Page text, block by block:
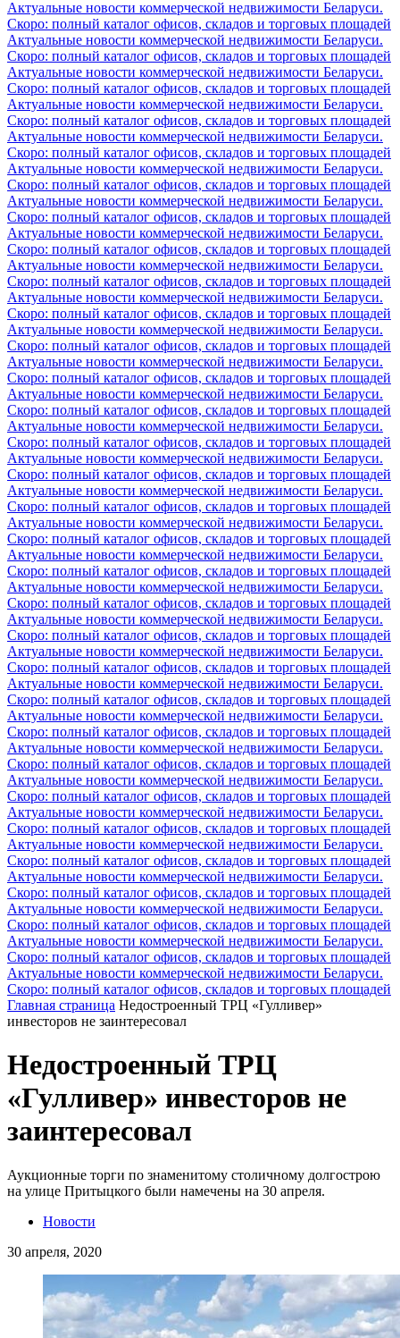
Актуальные новости коммерческой недвижимости Беларуси.
Скоро: полный каталог офисов, складов и торговых площадей
Актуальные новости коммерческой недвижимости Беларуси.
Скоро: полный каталог офисов, складов и торговых площадей
Актуальные новости коммерческой недвижимости Беларуси.
Скоро: полный каталог офисов, складов и торговых площадей
Актуальные новости коммерческой недвижимости Беларуси.
Скоро: полный каталог офисов, складов и торговых площадей
Актуальные новости коммерческой недвижимости Беларуси.
Скоро: полный каталог офисов, складов и торговых площадей
Актуальные новости коммерческой недвижимости Беларуси.
Скоро: полный каталог офисов, складов и торговых площадей
Актуальные новости коммерческой недвижимости Беларуси.
Скоро: полный каталог офисов, складов и торговых площадей
Актуальные новости коммерческой недвижимости Беларуси.
Скоро: полный каталог офисов, складов и торговых площадей
Актуальные новости коммерческой недвижимости Беларуси.
Скоро: полный каталог офисов, складов и торговых площадей
Актуальные новости коммерческой недвижимости Беларуси.
Скоро: полный каталог офисов, складов и торговых площадей
Актуальные новости коммерческой недвижимости Беларуси.
Скоро: полный каталог офисов, складов и торговых площадей
Актуальные новости коммерческой недвижимости Беларуси.
Скоро: полный каталог офисов, складов и торговых площадей
Актуальные новости коммерческой недвижимости Беларуси.
Скоро: полный каталог офисов, складов и торговых площадей
Актуальные новости коммерческой недвижимости Беларуси.
Скоро: полный каталог офисов, складов и торговых площадей
Актуальные новости коммерческой недвижимости Беларуси.
Скоро: полный каталог офисов, складов и торговых площадей
Актуальные новости коммерческой недвижимости Беларуси.
Скоро: полный каталог офисов, складов и торговых площадей
Актуальные новости коммерческой недвижимости Беларуси.
Скоро: полный каталог офисов, складов и торговых площадей
Актуальные новости коммерческой недвижимости Беларуси.
Скоро: полный каталог офисов, складов и торговых площадей
Актуальные новости коммерческой недвижимости Беларуси.
Скоро: полный каталог офисов, складов и торговых площадей
Актуальные новости коммерческой недвижимости Беларуси.
Скоро: полный каталог офисов, складов и торговых площадей
Актуальные новости коммерческой недвижимости Беларуси.
Скоро: полный каталог офисов, складов и торговых площадей
Актуальные новости коммерческой недвижимости Беларуси.
Скоро: полный каталог офисов, складов и торговых площадей
Актуальные новости коммерческой недвижимости Беларуси.
Скоро: полный каталог офисов, складов и торговых площадей
Актуальные новости коммерческой недвижимости Беларуси.
Скоро: полный каталог офисов, складов и торговых площадей
Актуальные новости коммерческой недвижимости Беларуси.
Скоро: полный каталог офисов, складов и торговых площадей
Актуальные новости коммерческой недвижимости Беларуси.
Скоро: полный каталог офисов, складов и торговых площадей
Актуальные новости коммерческой недвижимости Беларуси.
Скоро: полный каталог офисов, складов и торговых площадей
Актуальные новости коммерческой недвижимости Беларуси.
Скоро: полный каталог офисов, складов и торговых площадей
Актуальные новости коммерческой недвижимости Беларуси.
Скоро: полный каталог офисов, складов и торговых площадей
Актуальные новости коммерческой недвижимости Беларуси.
Скоро: полный каталог офисов, складов и торговых площадей
Актуальные новости коммерческой недвижимости Беларуси.
Скоро: полный каталог офисов, складов и торговых площадей
Главная страница Недостроенный ТРЦ «Гулливер»
инвесторов не заинтересовал
Недостроенный ТРЦ
«Гулливер» инвесторов не
заинтересовал
Аукционные торги по знаменитому столичному долгострою
на улице Притыцкого были намечены на 30 апреля.
Новости
30 апреля, 2020